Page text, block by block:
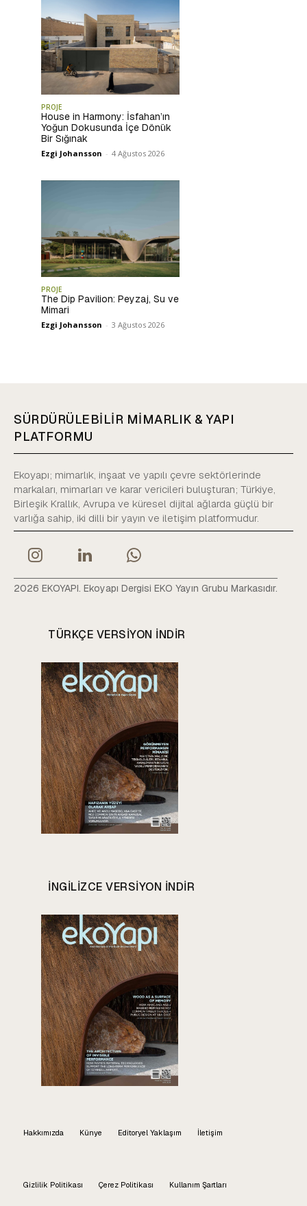
PROJE
House in Harmony: İsfahan’ın
Yoğun Dokusunda İçe Dönük
Bir Sığınak
Ezgi Johansson - 4 Ağustos 2026
PROJE
The Dip Pavilion: Peyzaj, Su ve
Mimari
Ezgi Johansson - 3 Ağustos 2026
SÜRDÜRÜLEBİLİR MİMARLIK & YAPI
PLATFORMU
Ekoyapı; mimarlık, inşaat ve yapılı çevre sektörlerinde
markaları, mimarları ve karar vericileri buluşturan; Türkiye,
Birleşik Krallık, Avrupa ve küresel dijital ağlarda güçlü bir
varlığa sahip, iki dilli bir yayın ve iletişim platformudur.
2026 EKOYAPI. Ekoyapı Dergisi EKO Yayın Grubu Markasıdır.
TÜRKÇE VERSIYON INDIR
INGILIZCE VERSIYON INDIR
Hakkımızda Künye Editoryel Yaklaşım İletişim
Gizlilik Politikası Çerez Politikası Kullanım Şartları